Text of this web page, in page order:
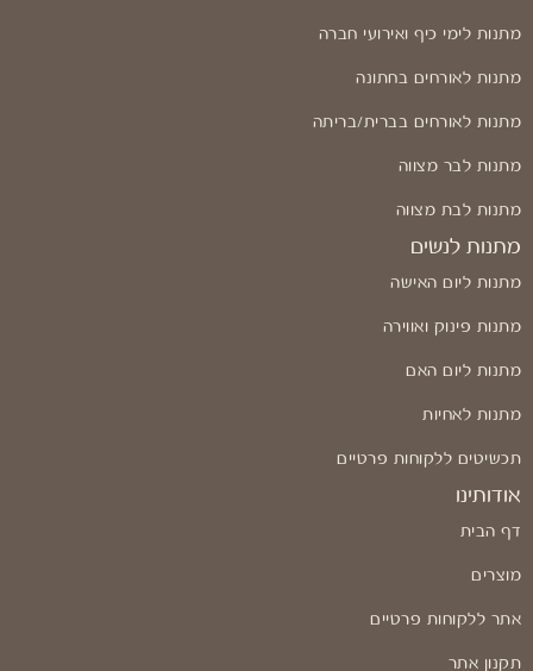
מתנות לימי כיף ואירועי חברה
מתנות לאורחים בחתונה
מתנות לאורחים בברית/בריתה
מתנות לבר מצווה
מתנות לבת מצווה
מתנות לנשים
מתנות ליום האישה
מתנות פינוק ואווירה
מתנות ליום האם
מתנות לאחיות
תכשיטים ללקוחות פרטיים
אודותינו
דף הבית
מוצרים
אתר ללקוחות פרטיים
תקנון אתר